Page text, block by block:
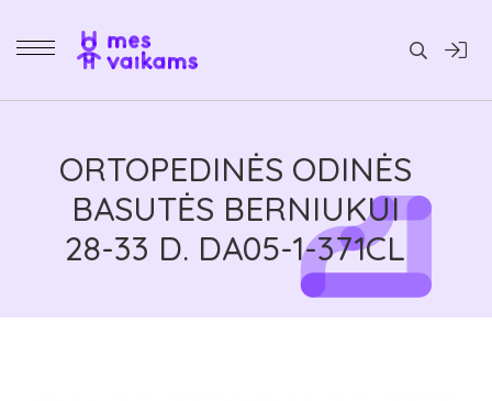
Daiktai
ORTOPEDINĖS ODINĖS
BASUTĖS BERNIUKUI
28-33 D. DA05-1-371CL